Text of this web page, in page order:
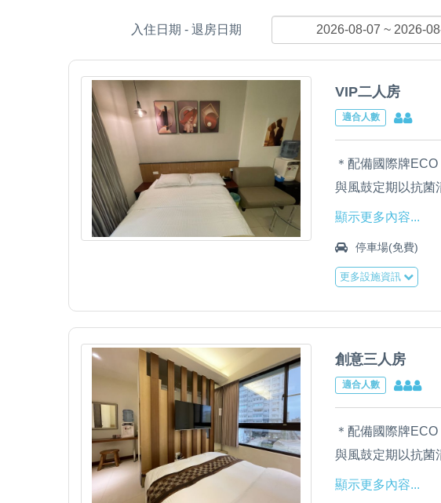
入住日期 - 退房日期
VIP二人房
適合人數
＊配備國際牌
與風鼓定期以抗菌
＊配備聲寶牌50吋
＊全棟免費提供
＊民宿全館床單、
顯示更多內容...
停車場(免費)
更多設施資訊
創意三人房
適合人數
＊配備國際牌
與風鼓定期以抗菌
＊配備聲寶牌50吋
顯示更多內容...